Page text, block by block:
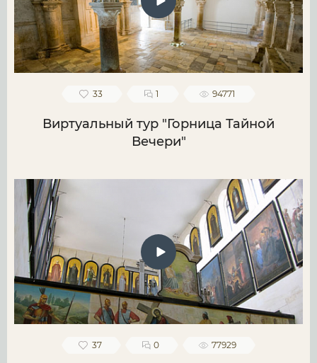
33 1 94771
Виртуальный тур "Горница Тайной
Вечери"
37 0 77929